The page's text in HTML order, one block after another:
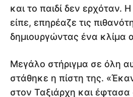
και το παιδί δεν ερχόταν.
είπε, επηρέαζε τις
δημιουργώντας ένα κλίμα
Μεγάλο στήριγμα σε όλη
στάθηκε η πίστη της.
στον Ταξιάρχη και